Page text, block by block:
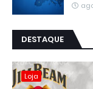
DESTAQUE
Loja